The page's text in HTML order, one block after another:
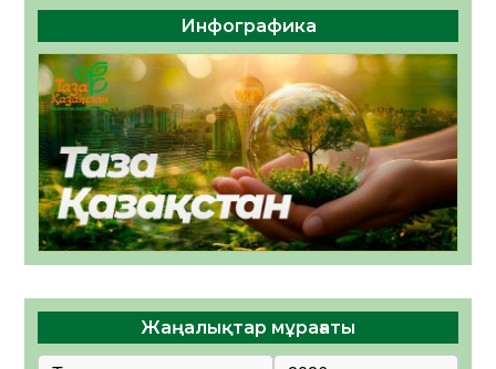
Инфографика
Жаңалықтар мұрағаты